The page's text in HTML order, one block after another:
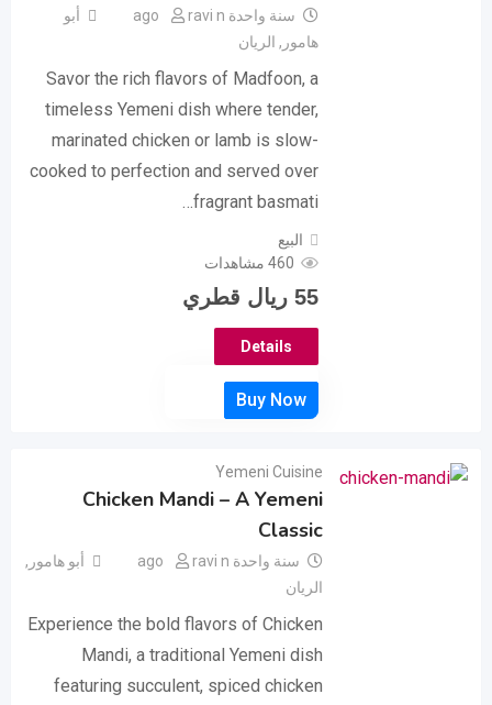
سنة واحدة ago ravi n
أبو
هامور , الريان
Savor the rich flavors of Madfoon, a
timeless Yemeni dish where tender,
marinated chicken or lamb is slow-
cooked to perfection and served over
fragrant basmati…
البيع
460 مشاهدات
55 ريال قطري
Details
Yemeni Cuisine
Chicken Mandi – A Yemeni
Classic
سنة واحدة ago ravi n أبو هامور ,
الريان
Experience the bold flavors of Chicken
Mandi, a traditional Yemeni dish
featuring succulent, spiced chicken